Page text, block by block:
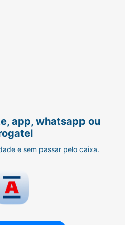
app, whatsapp ou
e sem passar pelo caixa.